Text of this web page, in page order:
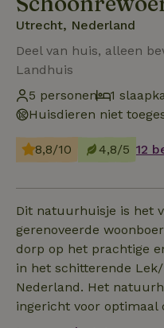
Utrecht, Nederland
Deel van huis, alleen
Landhuis
5 personen
1
Huisdieren niet
8,8/10 4,8/5 12
Dit natuurhuisje is het
gerenoveerde
dorp op het prachtige
in het schitterende
Nederland. Het
ingericht voor optimaal